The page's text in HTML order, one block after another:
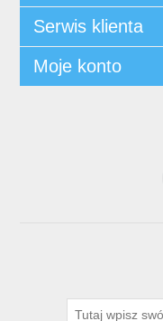
Serwis klienta
Moje konto